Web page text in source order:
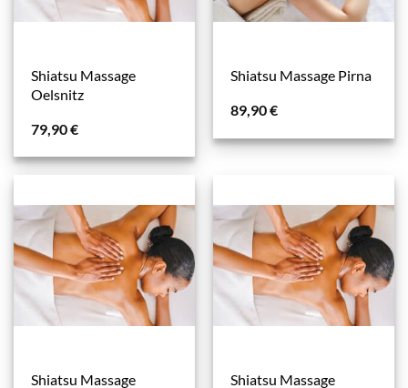
Shiatsu Massage
Oelsnitz
79,90€
Shiatsu Massage Pirna
89,90€
Shiatsu Massage Shiatsu Massage